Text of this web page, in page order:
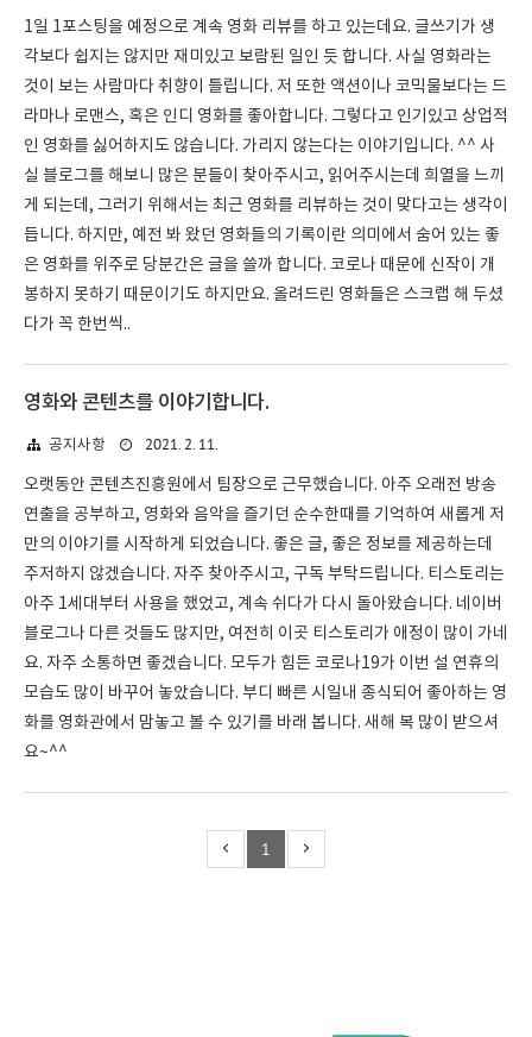
1일 1포스팅을 예정으로 계속 영화 리뷰를 하고 있는데요. 글쓰기가 생
각보다 쉽지는 않지만 재미있고 보람된 일인 듯 합니다. 사실 영화라는
것이 보는 사람마다 취향이 틀립니다. 저 또한 액션이나 코믹물보다는 드
라마나 로맨스, 혹은 인디 영화를 좋아합니다. 그렇다고 인기있고 상업적
인 영화를 싫어하지도 않습니다. 가리지 않는다는 이야기입니다. ^^ 사
실 블로그를 해보니 많은 분들이 찾아주시고, 읽어주시는데 희열을 느끼
게 되는데, 그러기 위해서는 최근 영화를 리뷰하는 것이 맞다고는 생각이
듭니다. 하지만, 예전 봐 왔던 영화들의 기록이란 의미에서 숨어 있는 좋
은 영화를 위주로 당분간은 글을 쓸까 합니다. 코로나 때문에 신작이 개
봉하지 못하기 때문이기도 하지만요. 올려드린 영화들은 스크랩 해 두셨
다가 꼭 한번씩..
영화와 콘텐츠를 이야기합니다.
공지사항 2021. 2. 11.
오랫동안 콘텐츠진흥원에서 팀장으로 근무했습니다. 아주 오래전 방송
연출을 공부하고, 영화와 음악을 즐기던 순수한때를 기억하여 새롭게 저
만의 이야기를 시작하게 되었습니다. 좋은 글, 좋은 정보를 제공하는데
주저하지 않겠습니다. 자주 찾아주시고, 구독 부탁드립니다. 티스토리는
아주 1세대부터 사용을 했었고, 계속 쉬다가 다시 돌아왔습니다. 네이버
블로그나 다른 것들도 많지만, 여전히 이곳 티스토리가 애정이 많이 가네
요. 자주 소통하면 좋겠습니다. 모두가 힘든 코로나19가 이번 설 연휴의
모습도 많이 바꾸어 놓았습니다. 부디 빠른 시일내 종식되어 좋아하는 영
화를 영화관에서 맘놓고 볼 수 있기를 바래 봅니다. 새해 복 많이 받으셔
요~^^
1